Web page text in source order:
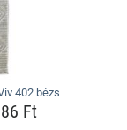
402 bézs
Ft